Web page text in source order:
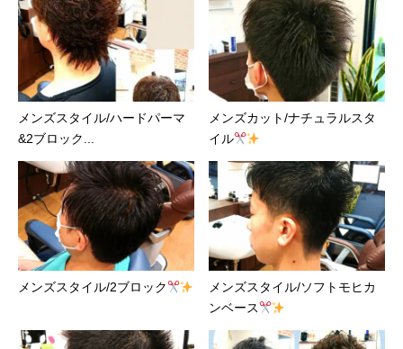
メンズスタイル/ハードパーマ
&2ブロック...
メンズカット/ナチュラルスタ
イル
メンズスタイル/2ブロック
メンズスタイル/ソフトモヒカ
ンベース